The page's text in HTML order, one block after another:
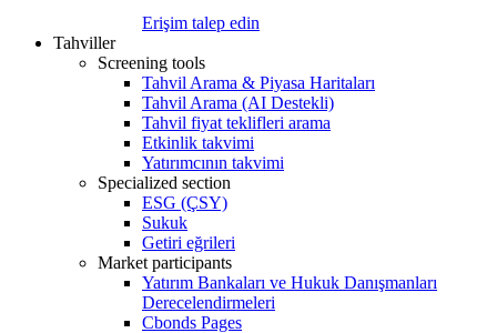
Erişim talep edin
Tahviller
Screening tools
Tahvil Arama & Piyasa Haritaları
Tahvil Arama (AI Destekli)
Tahvil fiyat teklifleri arama
Etkinlik takvimi
Yatırımcının takvimi
Specialized section
ESG (ÇSY)
Sukuk
Getiri eğrileri
Market participants
Yatırım Bankaları ve Hukuk Danışmanları
Derecelendirmeleri
Cbonds Pages